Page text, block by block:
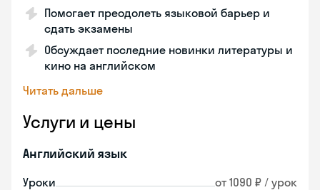
Помогает преодолеть языковой барьер и
сдать экзамены
Обсуждает последние новинки литературы и
кино на английском
Читать дальше
Услуги и цены
Английский язык
Уроки от 1090 ₽ / урок